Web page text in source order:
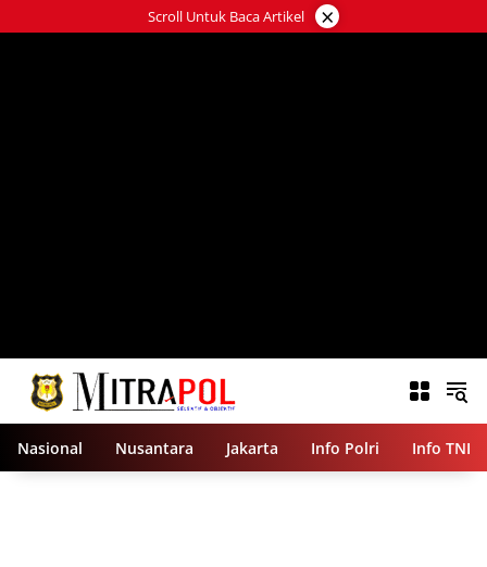
ke
Scroll Untuk Baca Artikel ×
Nasional Nusantara Jakarta Info Polri Info TNI